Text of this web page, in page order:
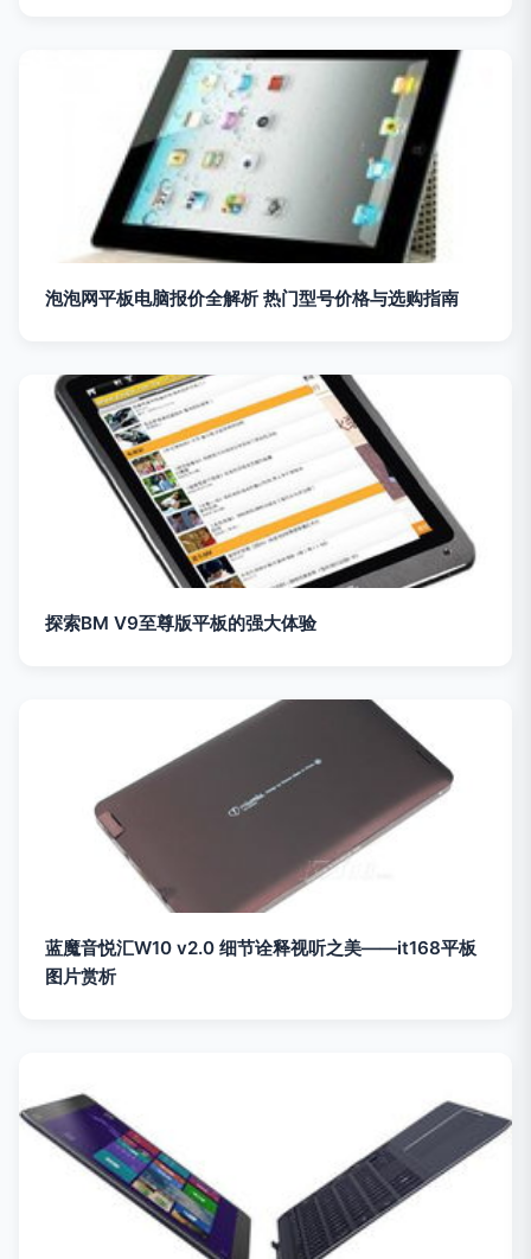
泡泡网平板电脑报价全解析 热门型号价格与选购指南
探索BM V9至尊版平板的强大体验
蓝魔音悦汇W10 v2.0 细节诠释视听之美——it168平板
图片赏析